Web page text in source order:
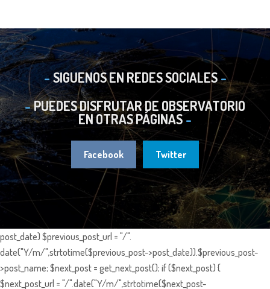
SIGUENOS EN REDES SOCIALES
PUEDES DISFRUTAR DE OBSERVATORIO
EN OTRAS PÁGINAS
Facebook Twitter
post_date) $previous_post_url = "/".
date("Y/m/",strtotime($previous_post->post_date)).$previous_post-
>post_name; $next_post = get_next_post(); if ($next_post) {
$next_post_url = "/".date("Y/m/",strtotime($next_post-